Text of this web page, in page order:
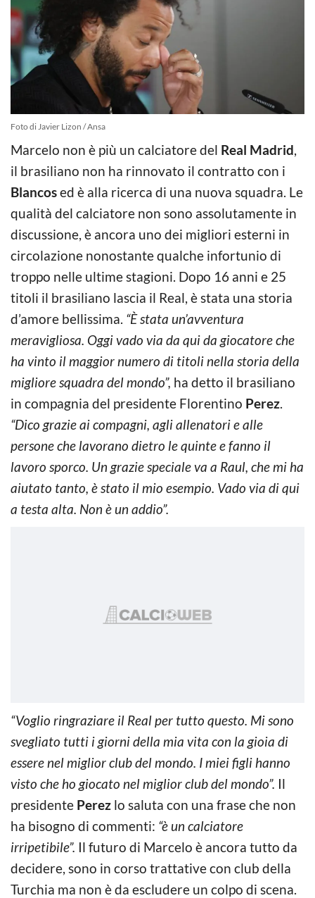
Foto di Javier Lizon / Ansa
Marcelo non è più un calciatore del Real Madrid,
il brasiliano non ha rinnovato il contratto con i
Blancosed è alla ricerca di una nuova squadra. Le
qualità del calciatore non sono assolutamente in
discussione, è ancora uno dei migliori esterni in
circolazione nonostante qualche infortunio di
troppo nelle ultime stagioni. Dopo 16 anni e 25
titoli il brasiliano lascia il Real, è stata una storia
d’amore bellissima. “È stata un’avventura
meravigliosa. Oggi vado via da qui da giocatore che
ha vinto il maggior numero di titoli nella storia della
migliore squadra del mondo”, ha detto il brasiliano
in compagnia del presidente Florentino Perez.
“Dico grazie ai compagni, agli allenatori e alle
persone che lavorano dietro le quinte e fanno il
lavoro sporco. Un grazie speciale va a Raul, che mi ha
aiutato tanto, è stato il mio esempio. Vado via di qui
a testa alta. Non è un addio”.
“Voglio ringraziare il Real per tutto questo. Mi sono
svegliato tutti i giorni della mia vita con la gioia di
essere nel miglior club del mondo. I miei figli hanno
visto che ho giocato nel miglior club del mondo”. Il
presidente Perez lo saluta con una frase che non
ha bisogno di commenti: “è un calciatore
irripetibile”. Il futuro di Marcelo è ancora tutto da
decidere, sono in corso trattative con club della
Turchia ma non è da escludere un colpo di scena.